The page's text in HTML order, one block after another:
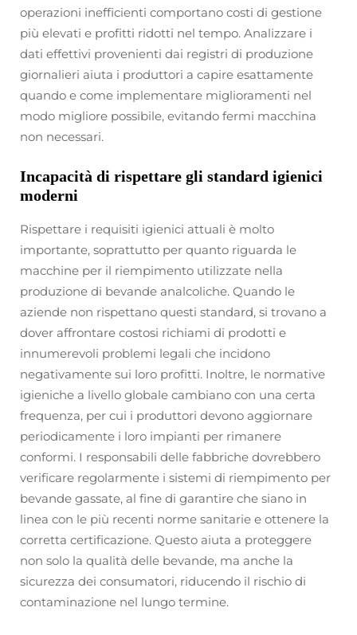
operazioni inefficienti comportano costi di gestione
più elevati e profitti ridotti nel tempo. Analizzare i
dati effettivi provenienti dai registri di produzione
giornalieri aiuta i produttori a capire esattamente
quando e come implementare miglioramenti nel
modo migliore possibile, evitando fermi macchina
non necessari.
Incapacità di rispettare gli standard igienici
moderni
Rispettare i requisiti igienici attuali è molto
importante, soprattutto per quanto riguarda le
macchine per il riempimento utilizzate nella
produzione di bevande analcoliche. Quando le
aziende non rispettano questi standard, si trovano a
dover affrontare costosi richiami di prodotti e
innumerevoli problemi legali che incidono
negativamente sui loro profitti. Inoltre, le normative
igieniche a livello globale cambiano con una certa
frequenza, per cui i produttori devono aggiornare
periodicamente i loro impianti per rimanere
conformi. I responsabili delle fabbriche dovrebbero
verificare regolarmente i sistemi di riempimento per
bevande gassate, al fine di garantire che siano in
linea con le più recenti norme sanitarie e ottenere la
corretta certificazione. Questo aiuta a proteggere
non solo la qualità delle bevande, ma anche la
sicurezza dei consumatori, riducendo il rischio di
contaminazione nel lungo termine.